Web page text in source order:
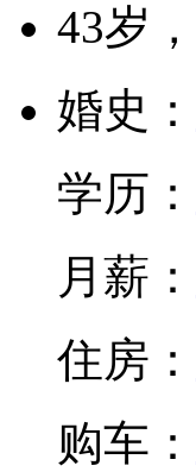
43岁，
婚史：
学历：
月薪：
住房：
购车：